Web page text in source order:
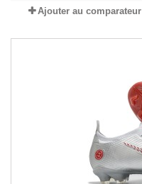
Ajouter au comparateur